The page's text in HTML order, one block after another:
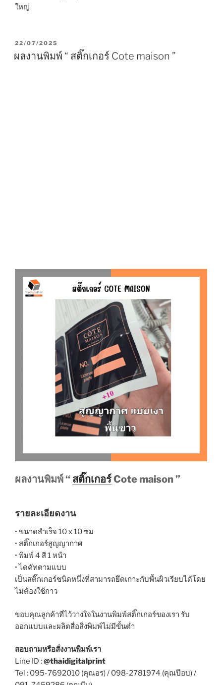
ใหญ่
P
S
22/07/2025
ผลงานพิมพ์ “ สติ๊กเกอร์ Cote maison ”
ผลงานพิมพ์ “ สติ๊กเกอร์Cote maison ”
รายละเอียดงาน
• ขนาดสำเร็จ 10 x 10 ซม
• สติ๊กเกอร์สูญญากาศ
• พิมพ์ 4 สี 1 หน้า
• ไดคัทตามแบบ
เป็นสติ๊กเกอร์ชนิดหนึ่งที่สามารถยึดเกาะกับพื้นผิวเรียบได้โดย
ไม่ต้องใช้กาว
ขอบคุณลูกค้าที่ไว้วางใจในงานพิมพ์สติ๊กเกอร์ของเรา รับ
ออกแบบและผลิตสื่อสิ่งพิมพ์ไม่มีขั้นต่ำ
สอบถามหรือสั่งงานพิมพ์เรา
Line ID :@thaidigitalprint
Tel : 095-7692010 (คุณอร) / 098-2781974 (คุณป๊อบ) /